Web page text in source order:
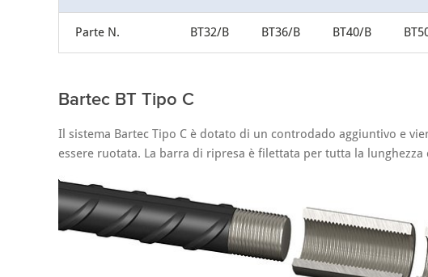
Parte N. BT32/B BT36/B BT40/B
Bartec BT Tipo C
Il sistema Bartec Tipo C è dotato di un controdado aggiuntivo e
essere ruotata. La barra di ripresa è filettata per tutta la